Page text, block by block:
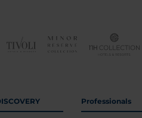
Professionals